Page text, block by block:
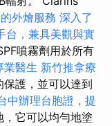
外燴服務 深入了
台，兼具美觀與實
噴霧劑用於所有
業醫生 新竹推拿療
護，並可以達到
中辦理台胞證，提
它可以均勻地塗